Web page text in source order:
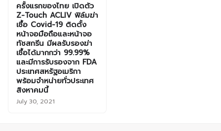
ครั้งแรกของไทย เปิดตัว
Z-Touch ACLIV ฟิล์มฆ่า
เชื้อ Covid-19 ติดตั้ง
หน้าจอมือถือและหน้าจอ
ทัชสกรีน มีผลรับรองฆ่า
เชื้อได้มากกว่า 99.99%
และมีการรับรองจาก FDA
ประเทศสหรัฐอเมริกา
พร้อมจำหน่ายทั่วประเทศ
สิงหาคมนี้
July 30, 2021